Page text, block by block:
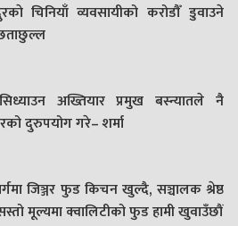
चिनियाँ व्यवसायीको करोडौँ डुवाउने
अख्तियार प्रमुख बस्न्यातले नै
दुरुपयोग गरे– शर्मा
जिञ्जर फुड किचन खुल्दै, सञ्चालक श्रेष्ठ
मूल्यमा क्वालिटीको फुड हामी खुवाउँछौं